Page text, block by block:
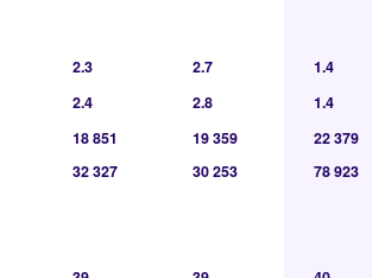
2.3 2.7
1.4
2.4 2.8
1.4
18 851 19 359
22 379
32 327 30 253 78 923